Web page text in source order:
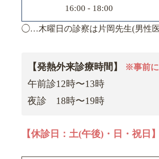
16:00 - 18:00
◯…木曜日の診察は片岡先生(男性
【発熱外来診療時間】 ※事前に
午前診12時〜13時
夜診 18時〜19時
【休診日：土(午後)・日・祝日】